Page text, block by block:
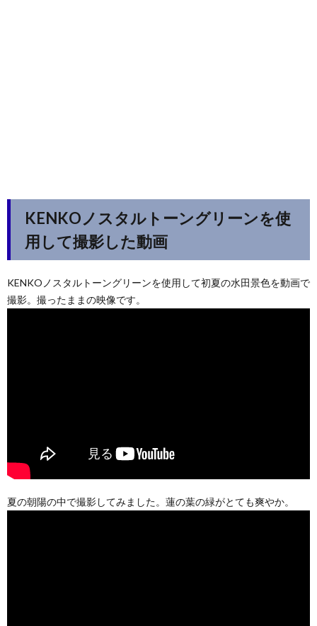
KENKOノスタルトーングリーンを使
用して撮影した動画
KENKOノスタルトーングリーンを使用して初夏の水田景色を動画で
撮影。撮ったままの映像です。
夏の朝陽の中で撮影してみました。蓮の葉の緑がとても爽やか。